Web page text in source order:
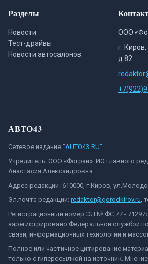
Разделы
Новости
Тест-драйвы
Новости автосалонов
ООО
г.
д.82
АВТО43
Сетевое издание "AUTO43.RU"
Учредитель: ООО «Фогран». ИО главного
Анастасия Александровна
Адрес редакции: 610000, г.Киров,
Эл.почта редакции: redaktor@gorodkirov.ru,
Регистрационный номер ЭЛ № ФС 77 -
зарегистрировано Федеральной службой
связи, информационных технологий и
Полное или частичное цитирование
только с гиперссылкой на источник.